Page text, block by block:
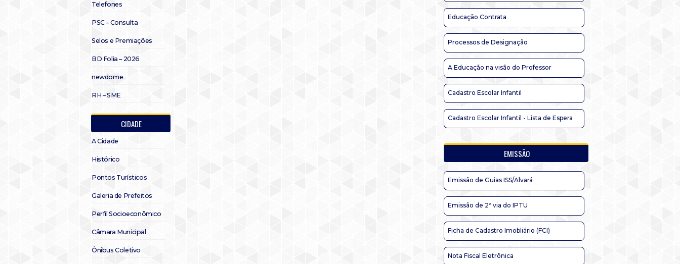
Telefones
PSC – Consulta
Selos e Premiações
BD Folia – 2026
newdome
RH – SME
CIDADE
A Cidade
Histórico
Pontos Turísticos
Galeria de Prefeitos
Perfil Socioeconômico
Câmara Municipal
Ônibus Coletivo
Educação Contrata
Processos de Designação
A Educação na visão do Professor
Cadastro Escolar Infantil
Cadastro Escolar Infantil - Lista de Espera
EMISSÃO
Emissão de Guias ISS/Alvará
Emissão de 2ª via do IPTU
Ficha de Cadastro Imobliário (FCI)
Nota Fiscal Eletrônica